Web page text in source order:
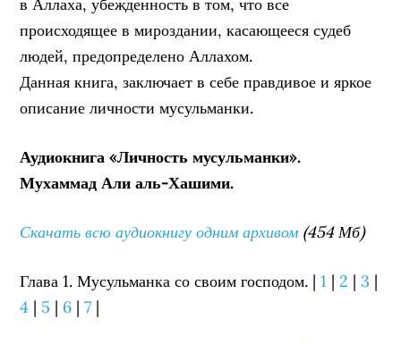
происходящее в мироздании, касающееся судеб
лю­дей, предопределено Аллахом.
Данная книга, заключает в себе правдивое и яркое
описание личности мусульманки.
Аудиокнига «Личность мусульманки».
Мухаммад Али аль-Хашими.
Скачать всю аудиокнигу одним архивом (454 Мб)
Глава 1. Мусульманка со своим господом. |1 |2 | 3 |
4 | 5 | 6 |7 |